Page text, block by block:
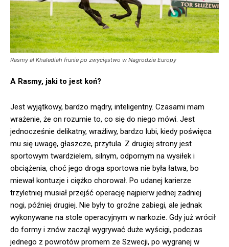
Rasmy al Khalediah frunie po zwycięstwo w Nagrodzie Europy
A Rasmy, jaki to jest koń?
Jest wyjątkowy, bardzo mądry, inteligentny. Czasami mam
wrażenie, że on rozumie to, co się do niego mówi. Jest
jednocześnie delikatny, wrażliwy, bardzo lubi, kiedy poświęca
mu się uwagę, głaszcze, przytula. Z drugiej strony jest
sportowym twardzielem, silnym, odpornym na wysiłek i
obciążenia, choć jego droga sportowa nie była łatwa, bo
miewał kontuzje i ciężko chorował. Po udanej karierze
trzyletniej musiał przejść operację najpierw jednej zadniej
nogi, później drugiej. Nie były to groźne zabiegi, ale jednak
wykonywane na stole operacyjnym w narkozie. Gdy już wrócił
do formy i znów zaczął wygrywać duże wyścigi, podczas
jednego z powrotów promem ze Szwecji, po wygranej w